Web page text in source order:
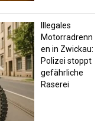
Illegales
Motorradrenn
en in Zwickau:
Polizei stoppt
gefährliche
Raserei